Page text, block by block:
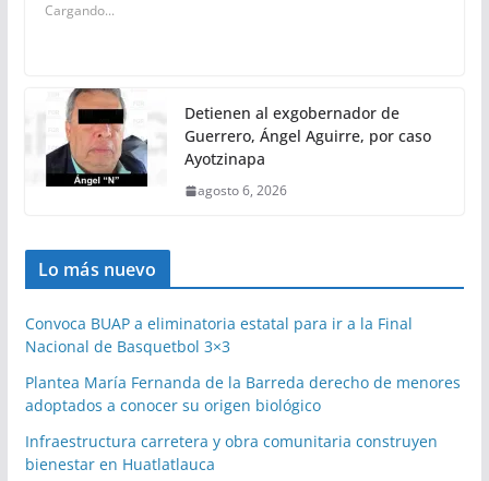
Cargando...
Detienen al exgobernador de
Guerrero, Ángel Aguirre, por caso
Ayotzinapa
agosto 6, 2026
Lo más nuevo
Convoca BUAP a eliminatoria estatal para ir a la Final
Nacional de Basquetbol 3×3
Plantea María Fernanda de la Barreda derecho de menores
adoptados a conocer su origen biológico
Infraestructura carretera y obra comunitaria construyen
bienestar en Huatlatlauca